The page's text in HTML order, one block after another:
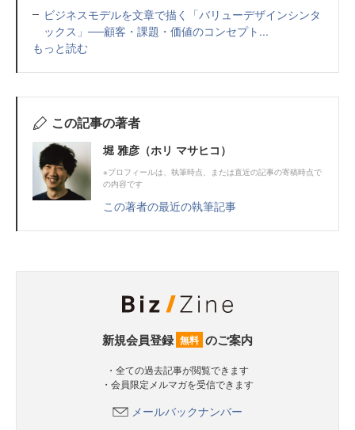
ビジネスモデルを文章で描く「バリューデザインシンタ
ックス」──顧客・課題・価値のコンセプト...
もっと読む
この記事の著者
堀 雅彦（ホリ マサヒコ）
※プロフィールは、執筆時点、または直近の記事の寄稿時点で
の内容です
この著者の最近の執筆記事
新規会員登録 無料 のご案内
・全ての過去記事が閲覧できます
・会員限定メルマガを受信できます
メールバックナンバー